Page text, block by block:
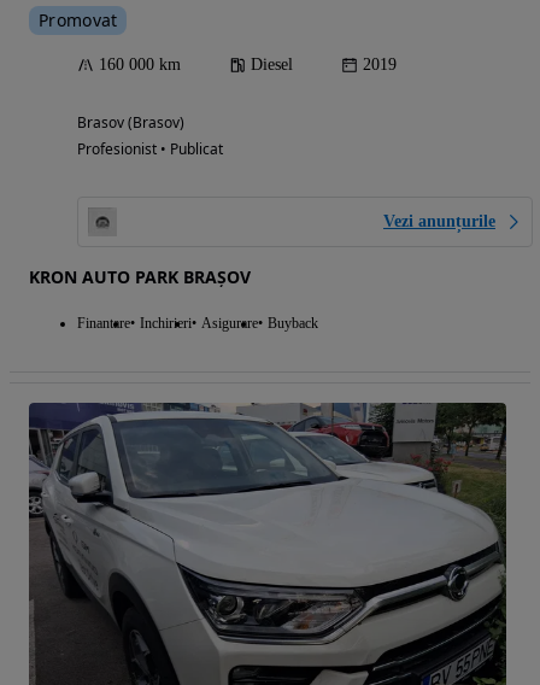
Promovat
160 000 km Diesel 2019
Brasov (Brasov)
Profesionist • Publicat
Vezi anunțurile
KRON AUTO PARK BRAȘOV
Finantare Inchirieri Asigurare Buyback